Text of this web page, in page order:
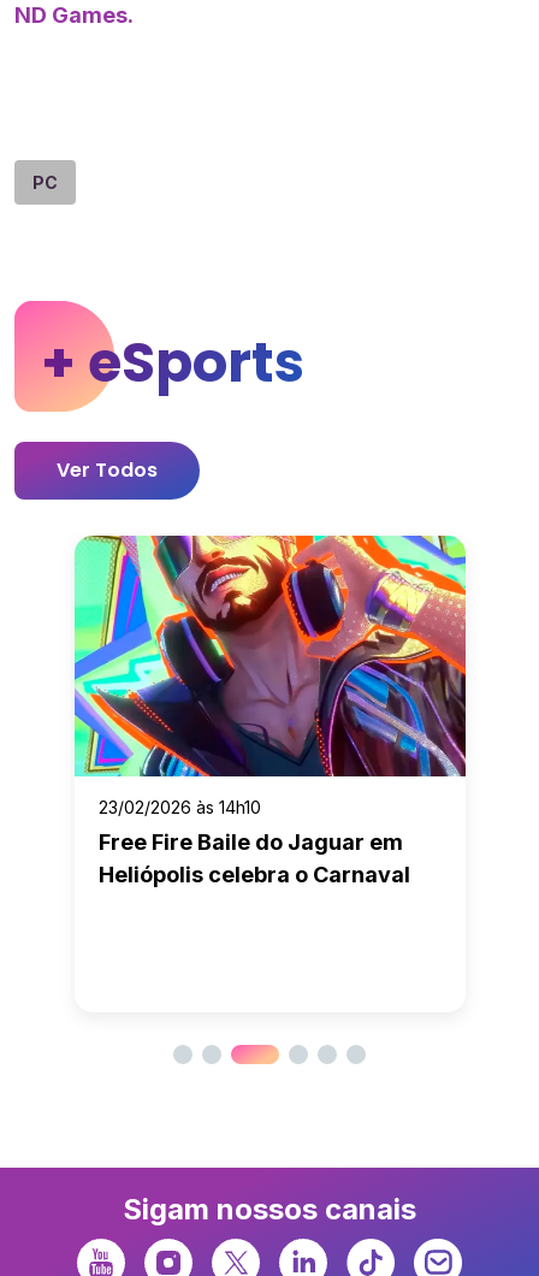
ND Games.
PC
+ eSports
Ver Todos
23/02/2026 às 14h10
Free Fire Baile do Jaguar em
Heliópolis celebra o Carnaval
Sigam nossos canais